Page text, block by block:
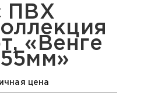
ПВХ
«Венге
цена